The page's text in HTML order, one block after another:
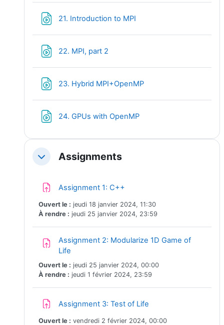
21. Introduction to MPI
22. MPI, part 2
23. Hybrid MPI+OpenMP
24. GPUs with OpenMP
ReplierAssignments
Assignment 1: C++
Ouvert le : jeudi 18 janvier 2024, 11:30
À rendre : jeudi 25 janvier 2024, 23:59
Assignment 2: Modularize 1D Game of
Life
Ouvert le : jeudi 25 janvier 2024, 00:00
À rendre : jeudi 1 février 2024, 23:59
Assignment 3: Test of Life
Ouvert le : vendredi 2 février 2024, 00:00